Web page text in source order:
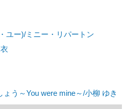
ユー)/ミニー・リパートン
う～You were mine～/小柳 ゆき